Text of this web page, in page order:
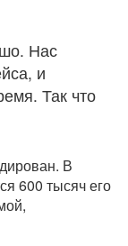
Нас
и
Так что
В
600 тысяч его